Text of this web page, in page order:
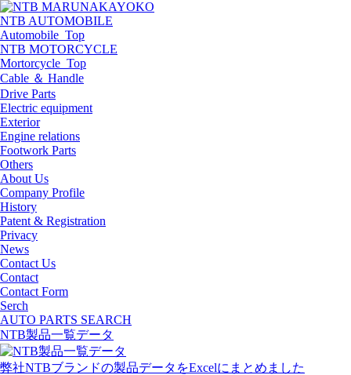
NTB AUTOMOBILE
Automobile_Top
NTB MOTORCYCLE
Mortorcycle_Top
Cable ＆ Handle
Drive Parts
Electric equipment
Exterior
Engine relations
Footwork Parts
Others
About Us
Company Profile
History
Patent & Registration
Privacy
News
Contact Us
Contact
Contact Form
Serch
AUTO PARTS SEARCH
NTB製品一覧データ
弊社NTBブランドの製品データをExcelにまとめました